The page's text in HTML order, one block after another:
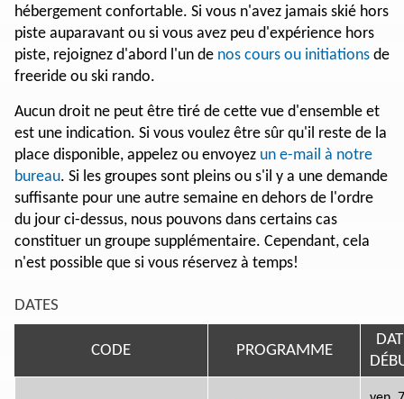
hébergement confortable. Si vous n'avez jamais skié hors
piste auparavant ou si vous avez peu d'expérience hors
piste, rejoignez d'abord l'un de nos cours ou initiations de
freeride ou ski rando.
Aucun droit ne peut être tiré de cette vue d'ensemble et
est une indication. Si vous voulez être sûr qu'il reste de la
place disponible, appelez ou envoyez un e-mail à notre
bureau. Si les groupes sont pleins ou s'il y a une demande
suffisante pour une autre semaine en dehors de l'ordre
du jour ci-dessus, nous pouvons dans certains cas
constituer un groupe supplémentaire. Cependant, cela
n'est possible que si vous réservez à temps!
DATES
CODE PROGRAMME